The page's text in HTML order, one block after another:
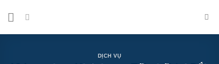
DỊCH VỤ